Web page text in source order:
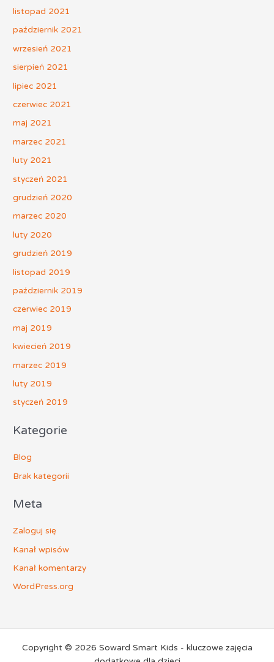
listopad 2021
październik 2021
wrzesień 2021
sierpień 2021
lipiec 2021
czerwiec 2021
maj 2021
marzec 2021
luty 2021
styczeń 2021
grudzień 2020
marzec 2020
luty 2020
grudzień 2019
listopad 2019
październik 2019
czerwiec 2019
maj 2019
kwiecień 2019
marzec 2019
luty 2019
styczeń 2019
Kategorie
Blog
Brak kategorii
Meta
Zaloguj się
Kanał wpisów
Kanał komentarzy
WordPress.org
Copyright © 2026 Soward Smart Kids - kluczowe zajęcia